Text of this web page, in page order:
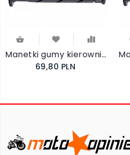
Manetki gumy kierownicy Honda FES 125 S-WING FJS 600 Silver Wing
69,80 PLN